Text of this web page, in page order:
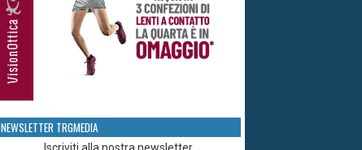
NEWSLETTER TRGMEDIA